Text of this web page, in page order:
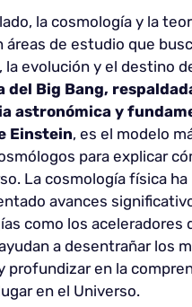
la cosmología y la
áreas de estudio que
la evolución y el destino
del Big Bang,
astronómica y
Einstein, es el modelo
para explicar
La cosmología física ha
avances
como los aceleradores
a desentrañar los
profundizar en la
en el Universo.